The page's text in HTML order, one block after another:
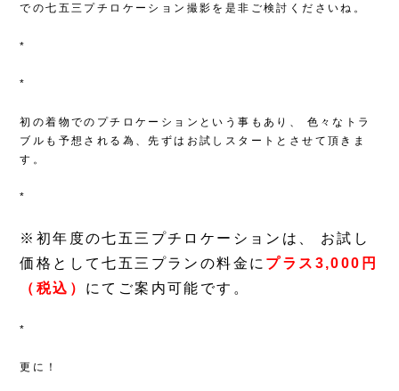
での七五三プチロケーション撮影を是非ご検討くださいね。
*
*
初の着物でのプチロケーションという事もあり、
色々なトラ
ブルも予想される為、先ずはお試しスタートとさせて頂きま
す。
*
※初年度の七五三プチロケーションは、
お試し
価格として七五三プランの料金に プラス3,000円
（税込） にてご案内可能です。
*
更に！